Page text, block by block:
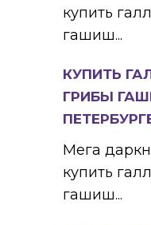
купить
гашиш...
КУПИТЬ
ГРИБЫ
Мега
купить
гашиш...